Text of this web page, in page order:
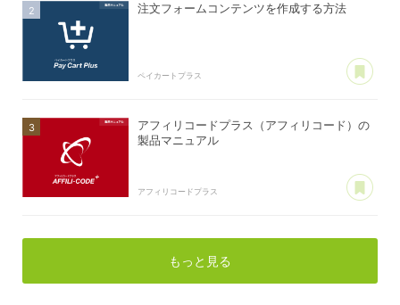
注文フォームコンテンツを作成する方法
ペイカートプラス
アフィリコードプラス（アフィリコード）の
製品マニュアル
アフィリコードプラス
もっと見る